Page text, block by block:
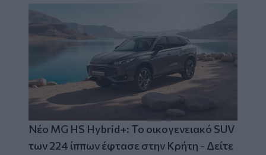
Νέο MG HS Hybrid+: Το οικογενειακό SUV
των 224 ίππων έφτασε στην Κρήτη - Δείτε